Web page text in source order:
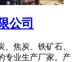
公司
焦炭、铁矿石、
专业生产厂家。产